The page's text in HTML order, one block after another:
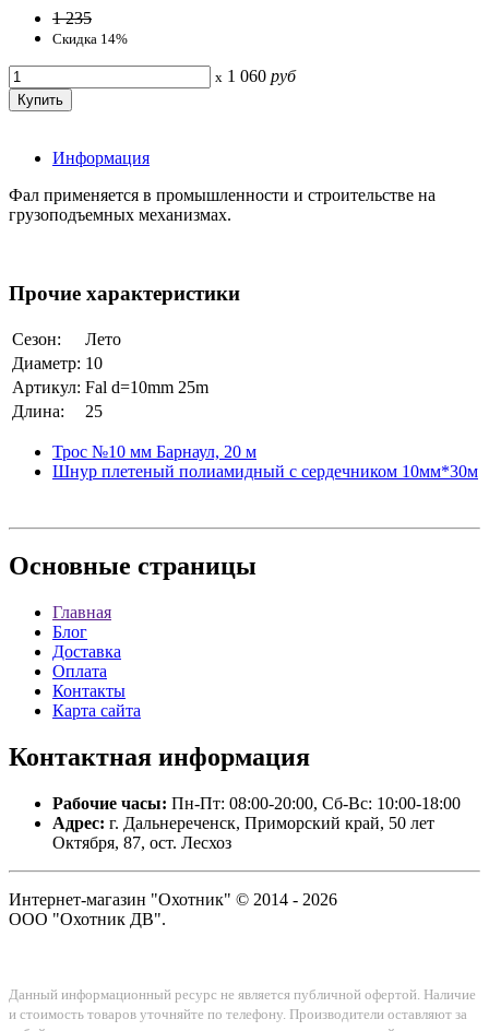
1 235
Скидка 14%
x 1 060 руб
Информация
Фал применяется в промышленности и строительстве на
грузоподъемных механизмах.
Прочие характеристики
Сезон:
Лето
Диаметр: 10
Артикул: Fal d=10mm 25m
Длина:
25
Трос №10 мм Барнаул, 20 м
Шнур плетеный полиамидный с сердечником 10мм*30м
Основные страницы
Главная
Блог
Доставка
Оплата
Контакты
Карта сайта
Контактная информация
Рабочие часы: Пн-Пт: 08:00-20:00, Сб-Вс: 10:00-18:00
Адрес: г. Дальнереченск, Приморский край, 50 лет
Октября, 87, ост. Лесхоз
Интернет-магазин "Охотник" © 2014 - 2026
ООО "Охотник ДВ".
Данный информационный ресурс не является публичной офертой. Наличие
и стоимость товаров уточняйте по телефону. Производители оставляют за